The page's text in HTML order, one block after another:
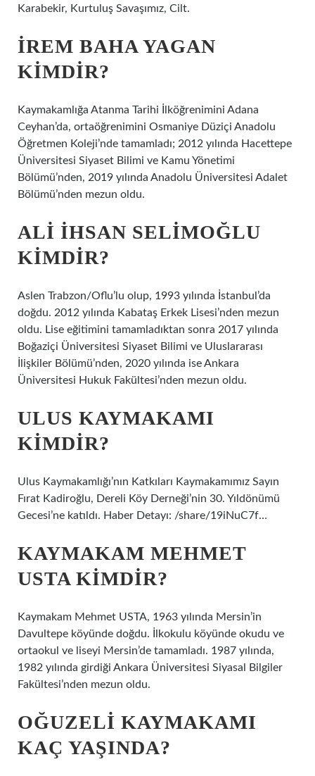
Karabekir, Kurtuluş Savaşımız, Cilt.
İREM BAHA YAGAN
KIMDIR?
Kaymakamlığa Atanma Tarihi İlköğrenimini Adana
Ceyhan’da, ortaöğrenimini Osmaniye Düziçi Anadolu
Öğretmen Koleji’nde tamamladı; 2012 yılında Hacettepe
Üniversitesi Siyaset Bilimi ve Kamu Yönetimi
Bölümü’nden, 2019 yılında Anadolu Üniversitesi Adalet
Bölümü’nden mezun oldu.
ALI İHSAN SELIMOĞLU
KIMDIR?
Aslen Trabzon/Oflu’lu olup, 1993 yılında İstanbul’da
doğdu. 2012 yılında Kabataş Erkek Lisesi’nden mezun
oldu. Lise eğitimini tamamladıktan sonra 2017 yılında
Boğaziçi Üniversitesi Siyaset Bilimi ve Uluslararası
İlişkiler Bölümü’nden, 2020 yılında ise Ankara
Üniversitesi Hukuk Fakültesi’nden mezun oldu.
ULUS KAYMAKAMI
KIMDIR?
Ulus Kaymakamlığı’nın Katkıları Kaymakamımız Sayın
Fırat Kadiroğlu, Dereli Köy Derneği’nin 30. Yıldönümü
Gecesi’ne katıldı. Haber Detayı: /share/19iNuC7f…
KAYMAKAM MEHMET
USTA KIMDIR?
Kaymakam Mehmet USTA, 1963 yılında Mersin’in
Davultepe köyünde doğdu. İlkokulu köyünde okudu ve
ortaokul ve liseyi Mersin’de tamamladı. 1987 yılında,
1982 yılında girdiği Ankara Üniversitesi Siyasal Bilgiler
Fakültesi’nden mezun oldu.
OĞUZELI KAYMAKAMI
KAÇ YAŞINDA?